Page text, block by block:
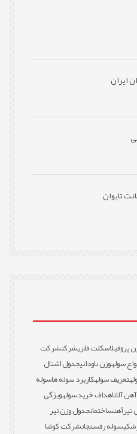
ایران
پروفیلاسکلت فلزیشرکتشرکت
سولهوزن ناودانیجدول اشتال
تعریف سولهکاربرد سوله هاسوله
آلاتاهداف خرید سولهویژگی
ساختمانجدول وزن تیر
سوله رفسنجانشرکت کوشا